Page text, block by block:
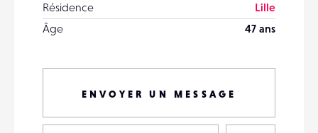
Résidence
Lille
Âge
47 ans
ENVOYER UN MESSAGE